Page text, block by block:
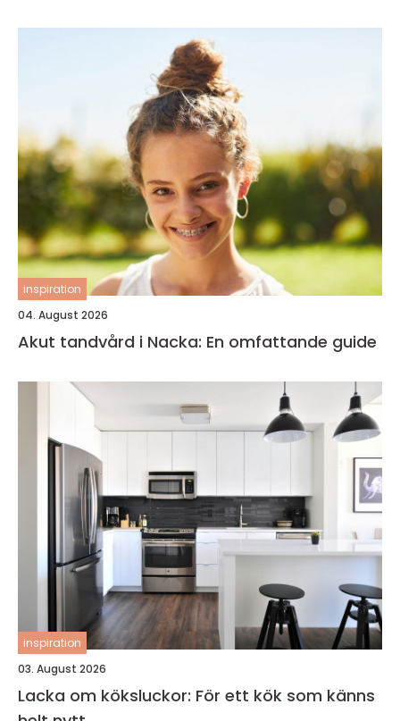
inspiration
04. August 2026
Akut tandvård i Nacka: En omfattande guide
inspiration
03. August 2026
Lacka om köksluckor: För ett kök som känns